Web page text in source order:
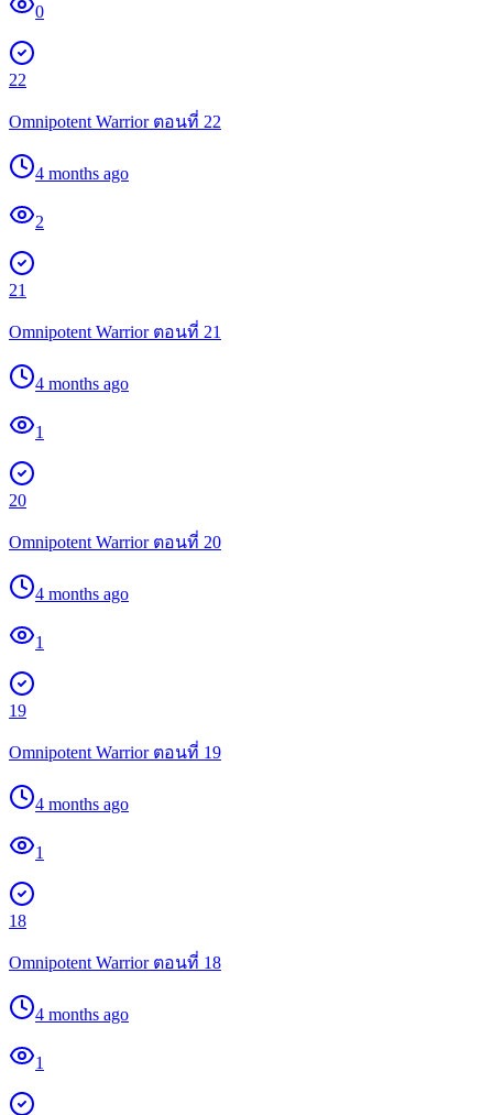
0
22
Omnipotent Warrior ตอนที่ 22
4 months ago
2
21
Omnipotent Warrior ตอนที่ 21
4 months ago
1
20
Omnipotent Warrior ตอนที่ 20
4 months ago
1
19
Omnipotent Warrior ตอนที่ 19
4 months ago
1
18
Omnipotent Warrior ตอนที่ 18
4 months ago
1